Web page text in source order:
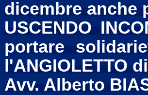
dicembre anche
USCENDO
portare
l'ANGIOLETTO
Avv. Alberto